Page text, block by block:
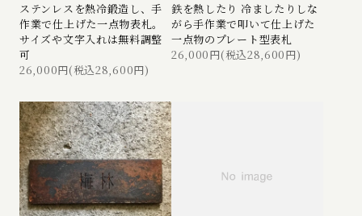
ステンレスを熱冷鍛造し、手
作業で仕上げた一点物表札。
サイズや文字入れは無料調整
可
26,000円(税込28,600円)
鉄を熱したり 冷ましたりしな
がら手作業で叩いて仕上げた
一点物のプレート型表札
26,000円(税込28,600円)